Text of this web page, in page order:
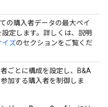
の購入者データの最大ペイ
定します。詳しくは、説明
イズのセクションをご覧くだ
ごとに構成を設定し、B&A
加する購入者を制御しま